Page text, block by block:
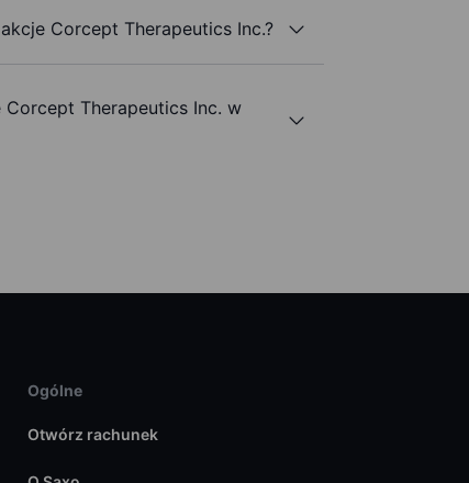
Corcept Therapeutics Inc.?
Therapeutics Inc. w
Ogólne
Otwórz rachunek